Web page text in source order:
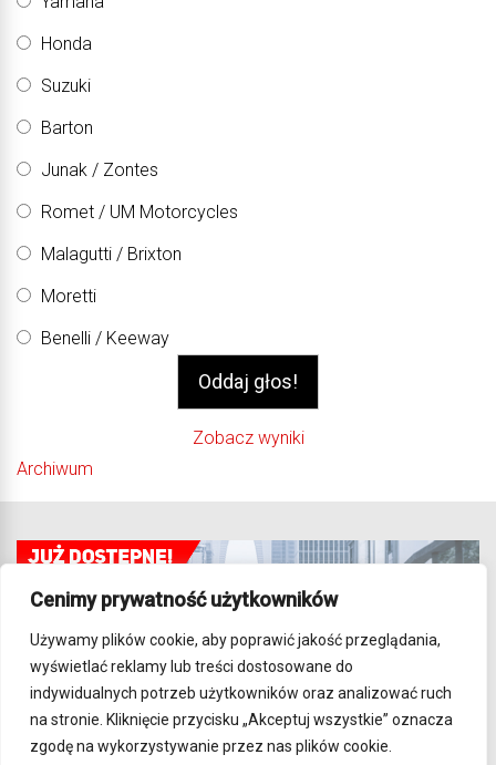
Cenimy prywatność użytkowników
Używamy plików cookie, aby poprawić jakość przeglądania,
wyświetlać reklamy lub treści dostosowane do
indywidualnych potrzeb użytkowników oraz analizować ruch
na stronie. Kliknięcie przycisku „Akceptuj wszystkie” oznacza
zgodę na wykorzystywanie przez nas plików cookie.
Honda
Suzuki
Barton
Junak / Zontes
Romet / UM Motorcycles
Malagutti / Brixton
Moretti
Benelli / Keeway
Zobacz wyniki
Archiwum